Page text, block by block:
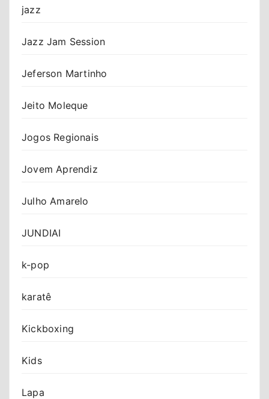
jazz
Jazz Jam Session
Jeferson Martinho
Jeito Moleque
Jogos Regionais
Jovem Aprendiz
Julho Amarelo
JUNDIAI
k-pop
karatê
Kickboxing
Kids
Lapa